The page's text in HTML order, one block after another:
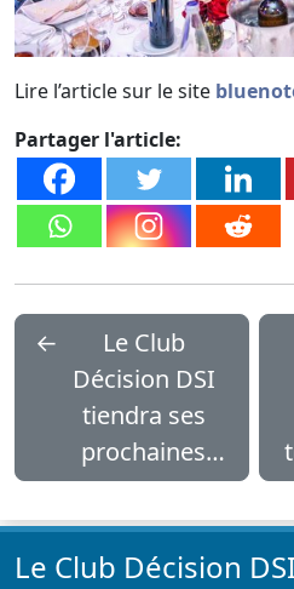
Lire l’article sur le site
Partager l'article:
←
Le Club
Décision DSI
tiendra ses
prochaines
rencontres le
11 mai
Le Club Décision